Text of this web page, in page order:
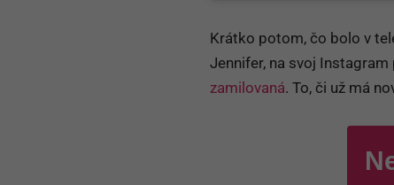
Krátko potom, čo bolo v
Jennifer, na svoj
zamilovaná. To, či už má